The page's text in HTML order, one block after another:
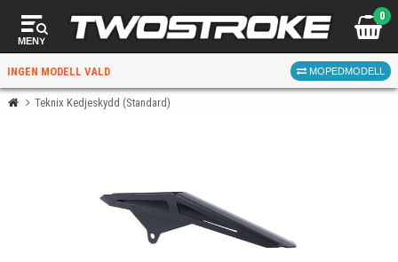
MENY
0
INGEN MODELL VALD MOPEDMODELL
Teknix Kedjeskydd (Standard)